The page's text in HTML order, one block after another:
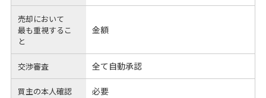
売却において
最も重視するこ
と
金額
交渉審査 全て自動承認
買主の本人確認 必要